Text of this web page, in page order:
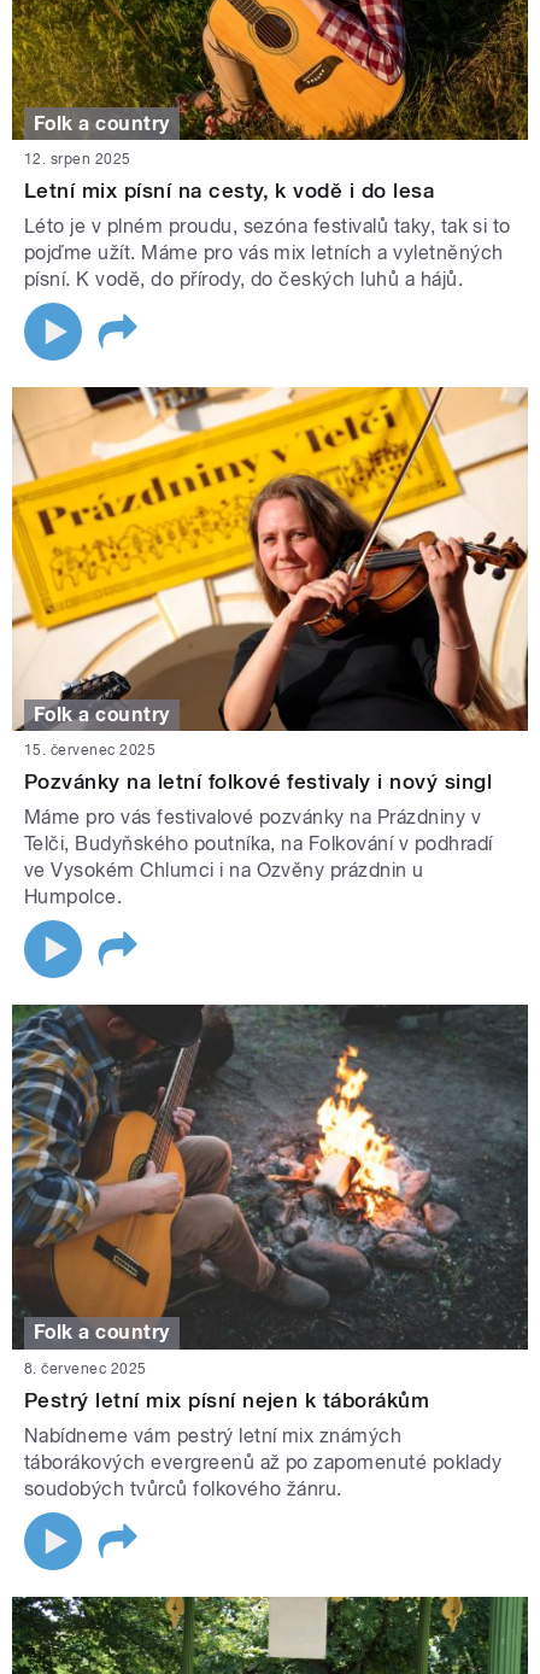
Folk a country
12. srpen 2025
Letní mix písní na cesty, k vodě i do lesa
Léto je v plném proudu, sezóna festivalů taky, tak si to
pojďme užít. Máme pro vás mix letních a vyletněných
písní. K vodě, do přírody, do českých luhů a hájů.
Folk a country
15. červenec 2025
Pozvánky na letní folkové festivaly i nový singl
Máme pro vás festivalové pozvánky na Prázdniny v
Telči, Budyňského poutníka, na Folkování v podhradí
ve Vysokém Chlumci i na Ozvěny prázdnin u
Humpolce.
Folk a country
8. červenec 2025
Pestrý letní mix písní nejen k táborákům
Nabídneme vám pestrý letní mix známých
táborákových evergreenů až po zapomenuté poklady
soudobých tvůrců folkového žánru.